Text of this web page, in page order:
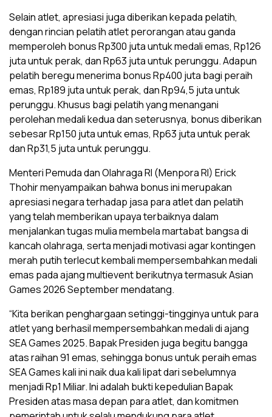
Selain atlet, apresiasi juga diberikan kepada pelatih,
dengan rincian pelatih atlet perorangan atau ganda
memperoleh bonus Rp300 juta untuk medali emas, Rp126
juta untuk perak, dan Rp63 juta untuk perunggu. Adapun
pelatih beregu menerima bonus Rp400 juta bagi peraih
emas, Rp189 juta untuk perak, dan Rp94,5 juta untuk
perunggu. Khusus bagi pelatih yang menangani
perolehan medali kedua dan seterusnya, bonus diberikan
sebesar Rp150 juta untuk emas, Rp63 juta untuk perak
dan Rp31,5 juta untuk perunggu.
Menteri Pemuda dan Olahraga RI (Menpora RI) Erick
Thohir menyampaikan bahwa bonus ini merupakan
apresiasi negara terhadap jasa para atlet dan pelatih
yang telah memberikan upaya terbaiknya dalam
menjalankan tugas mulia membela martabat bangsa di
kancah olahraga, serta menjadi motivasi agar kontingen
merah putih terlecut kembali mempersembahkan medali
emas pada ajang multievent berikutnya termasuk Asian
Games 2026 September mendatang.
“Kita berikan penghargaan setinggi-tingginya untuk para
atlet yang berhasil mempersembahkan medali di ajang
SEA Games 2025. Bapak Presiden juga begitu bangga
atas raihan 91 emas, sehingga bonus untuk peraih emas
SEA Games kali ini naik dua kali lipat dari sebelumnya
menjadi Rp1 Miliar. Ini adalah bukti kepedulian Bapak
Presiden atas masa depan para atlet, dan komitmen